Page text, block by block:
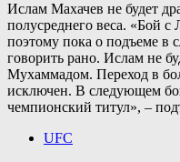
Ислам Махачев не будет
полусреднего веса. «Бой
поэтому пока о подъеме в
говорить рано. Ислам не
Мухаммадом. Переход в
исключен. В следующем
чемпионский титул», –
UFC